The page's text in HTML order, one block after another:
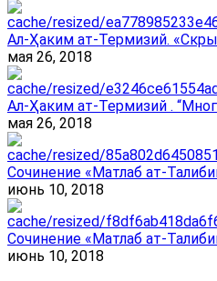
Ал-Ҳаким ат-Термизий.
мая 26, 2018
Ал-Ҳаким ат-Термизий .
мая 26, 2018
Сочинение «Матлаб ат-
июнь 10, 2018
Сочинение «Матлаб ат-
июнь 10, 2018